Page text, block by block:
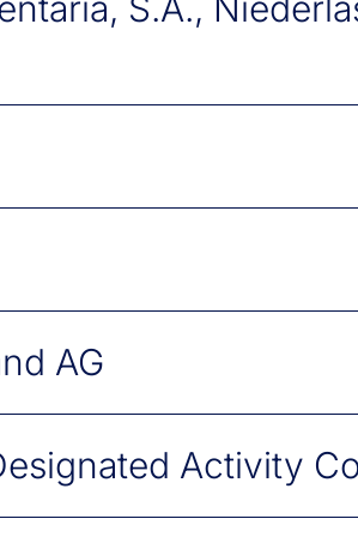
AG
Activity